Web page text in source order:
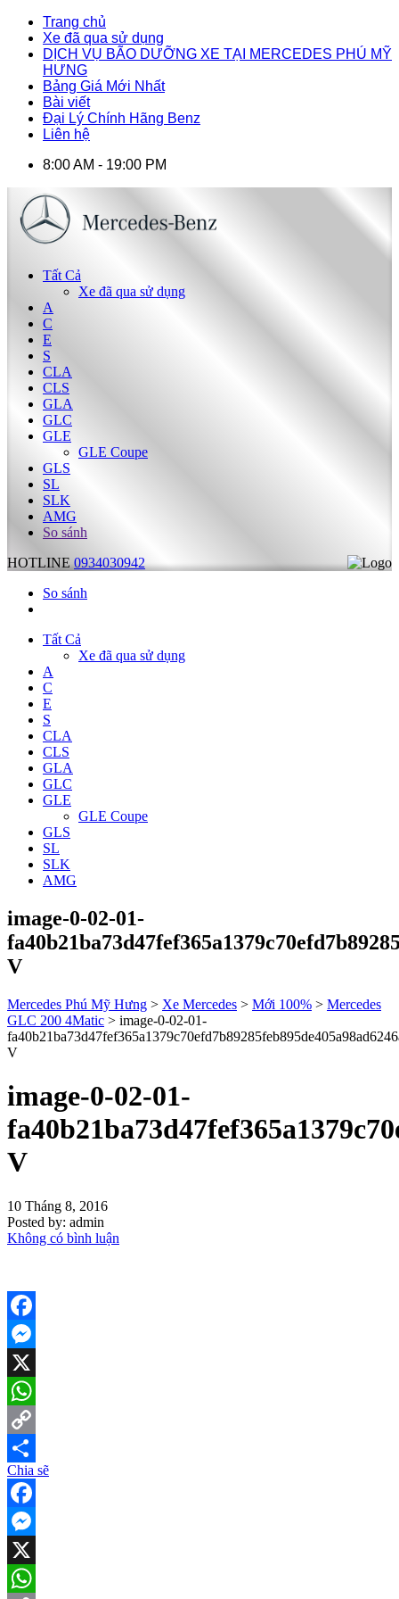
Trang chủ
Xe đã qua sử dụng
DỊCH VỤ BÃO DƯỠNG XE TẠI MERCEDES PHÚ MỸ
HƯNG
Bảng Giá Mới Nhất
Bài viết
Đại Lý Chính Hãng Benz
Liên hệ
8:00 AM - 19:00 PM
Tất Cả
Xe đã qua sử dụng
A
C
E
S
CLA
CLS
GLA
GLC
GLE
GLE Coupe
GLS
SL
SLK
AMG
So sánh
HOTLINE 0934030942
So sánh
Tất Cả
Xe đã qua sử dụng
A
C
E
S
CLA
CLS
GLA
GLC
GLE
GLE Coupe
GLS
SL
SLK
AMG
image-0-02-01-
V
Mercedes Phú Mỹ Hưng > Xe Mercedes > Mới 100% > Mercedes
GLC 200 4Matic > image-0-02-01-
V
image-0-02-01-
V
10 Tháng 8, 2016
Posted by: admin
Không có bình luận
Facebook
Messenger
X
WhatsApp
Copy
Link
Share
Chia sẽ
Facebook
Messenger
X